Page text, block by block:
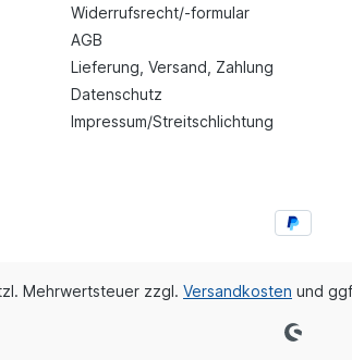
Widerrufsrecht/-formular
AGB
Lieferung, Versand, Zahlung
Datenschutz
Impressum/Streitschlichtung
Mehrwertsteuer zzgl. Versandkosten und